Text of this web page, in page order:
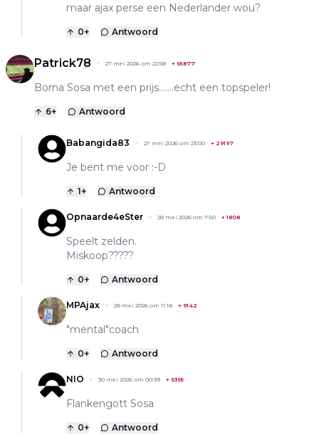
maar ajax perse een Nederlander wou?
0+ Antwoord
Patrick78 27 mei 2026 om 22:58 + 65877
Borna Sosa met een prijs…….echt een topspeler!
6+ Antwoord
Babangida83 27 mei 2026 om 23:00 + 29197
Je bent me voor :-D
1+ Antwoord
Opnaarde4eSter 28 mei 2026 om 7:50 +1808
Speelt zelden.
Miskoop?????
0+ Antwoord
MPAjax 28 mei 2026 om 11:18 + 9142
"mental"coach
0+ Antwoord
NIO 30 mei 2026 om 00:39 + 6355
Flankengott Sosa
0+ Antwoord